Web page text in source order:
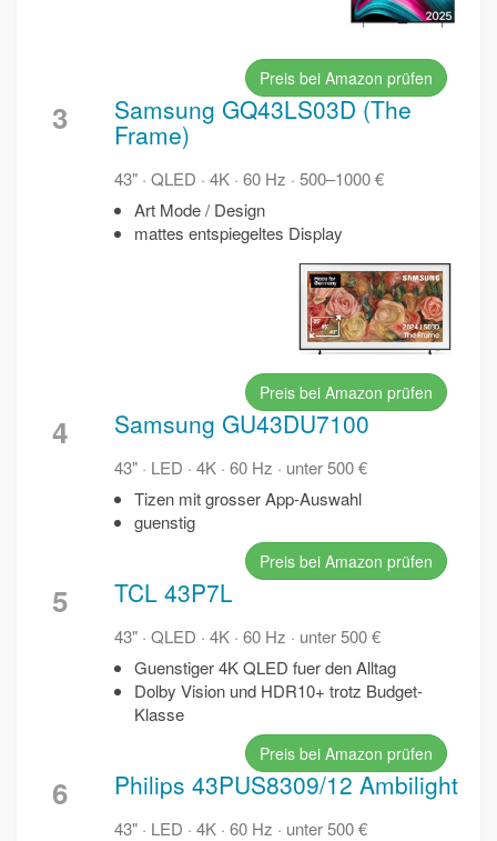
Preis bei Amazon prüfen
3 Samsung GQ43LS03D (The
Frame)
43" · QLED · 4K · 60 Hz · 500–1000 €
Art Mode / Design
mattes entspiegeltes Display
Preis bei Amazon prüfen
4 Samsung GU43DU7100
43" · LED · 4K · 60 Hz · unter 500 €
Tizen mit grosser App-Auswahl
guenstig
Preis bei Amazon prüfen
5 TCL 43P7L
43" · QLED · 4K · 60 Hz · unter 500 €
Guenstiger 4K QLED fuer den Alltag
Dolby Vision und HDR10+ trotz Budget-
Klasse
Preis bei Amazon prüfen
6 Philips 43PUS8309/12 Ambilight
43" · LED · 4K · 60 Hz · unter 500 €